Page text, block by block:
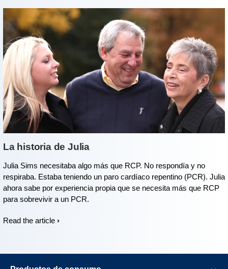
La historia de Julia
Julia Sims necesitaba algo más que RCP. No respondía y no
respiraba. Estaba teniendo un paro cardíaco repentino (PCR). Julia
ahora sabe por experiencia propia que se necesita más que RCP
para sobrevivir a un PCR.
Read the article